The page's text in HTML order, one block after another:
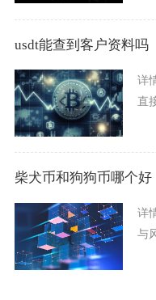
usdt能查到客户资料吗
详
直
柴犬币和狗狗币哪个好
详
与